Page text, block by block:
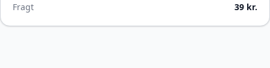
Fragt 39 kr.